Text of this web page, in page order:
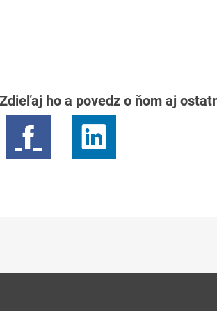
ho a povedz o ňom aj